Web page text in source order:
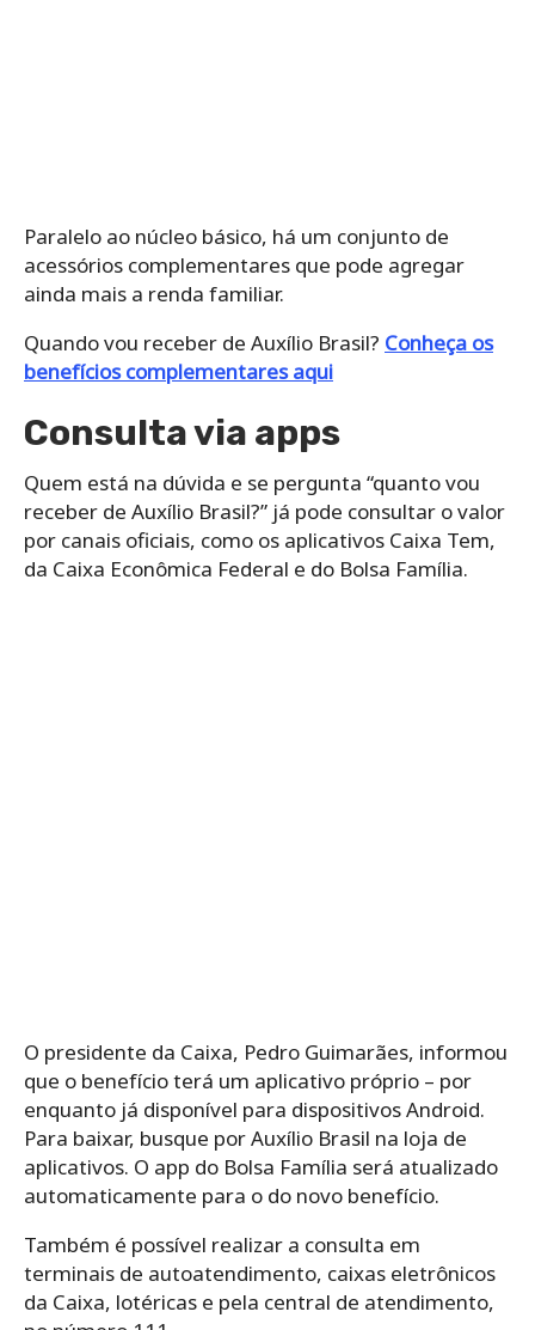
Paralelo ao núcleo básico, há um conjunto de
acessórios complementares que pode agregar
ainda mais a renda familiar.
Quando vou receber de Auxílio Brasil? Conheça os
benefícios complementares aqui
Consulta via apps
Quem está na dúvida e se pergunta “quanto vou
receber de Auxílio Brasil?” já pode consultar o valor
por canais oficiais, como os aplicativos Caixa Tem,
da Caixa Econômica Federal e do Bolsa Família.
O presidente da Caixa, Pedro Guimarães, informou
que o benefício terá um aplicativo próprio – por
enquanto já disponível para dispositivos Android.
Para baixar, busque por Auxílio Brasil na loja de
aplicativos. O app do Bolsa Família será atualizado
automaticamente para o do novo benefício.
Também é possível realizar a consulta em
terminais de autoatendimento, caixas eletrônicos
da Caixa, lotéricas e pela central de atendimento,